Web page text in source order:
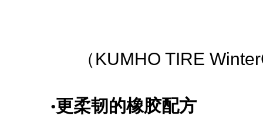
（KUMHO TIRE
•更柔韧的橡胶配方